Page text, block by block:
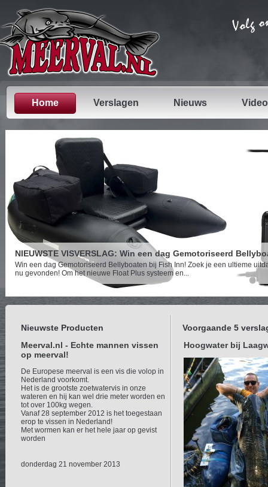
Home Verslagen Nieuws
NIEUWSTE VISVERSLAG: Win een dag Gemotoriseerd
Win een dag Gemotoriseerd Bellyboaten bij Fish Inn! Zoek je een ultieme
nu gevonden! Om het nieuwe Float Plus systeem en...
Nieuwste Producten
Meerval.nl - Echte mannen vissen
op meerval!
De Europese meerval is een vis die volop in
Nederland voorkomt.
Het is de grootste zoetwatervis in onze
wateren en hij kan wel drie meter worden en
tot over 100kg wegen.
Vanaf 28 september 2012 is het toegestaan
erop te vissen in Nederland!
Met wormen kan er het hele jaar op gevist
worden
donderdag 21 november 2013
Voorgaande 5
Hoogwater bij